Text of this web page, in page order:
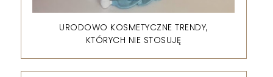
URODOWO KOSMETYCZNE TRENDY,
KTÓRYCH NIE STOSUJĘ